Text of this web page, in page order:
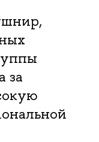
за